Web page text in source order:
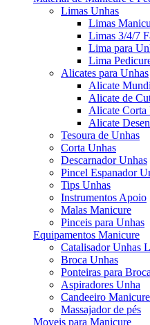
Limas Unhas
Limas
Limas 3/4/7
Lima para
Lima
Alicates para Unhas
Alicate
Alicate de
Alicate Corta
Alicate
Tesoura de Unhas
Corta Unhas
Descarnador Unhas
Pincel Espanador
Tips Unhas
Instrumentos Apoio
Malas Manicure
Pinceis para Unhas
Equipamentos Manicure
Catalisador Unhas
Broca Unhas
Ponteiras para
Aspiradores Unha
Candeeiro Manicure
Massajador de pés
Moveis para Manicure